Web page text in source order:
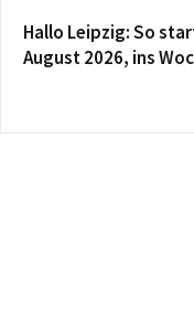
Hallo Leipzig: So
August 2026, ins